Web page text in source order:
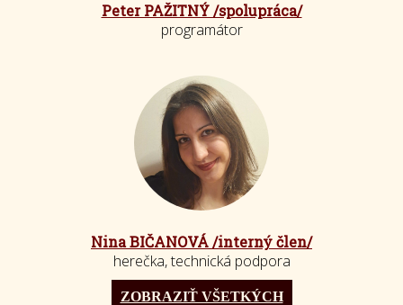
Peter PAŽITNÝ /spolupráca/
programátor
Nina BIČANOVÁ /interný člen/
herečka, technická podpora
ZOBRAZIŤ VŠETKÝCH